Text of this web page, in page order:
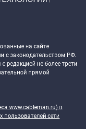
на сайте
с законодательством РФ.
редакцией не более трети
прямой
www.cableman.ru) в
сети